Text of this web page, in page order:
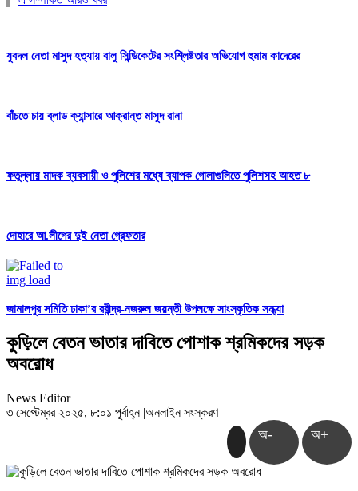
যুবদল নেতা মাসুদ হত্যায় বালু সিন্ডিকেটের সংশ্লিষ্টতার অভিযোগ হুমাম কাদেরের
বাঁচতে চায় ব্লাড ক্যান্সারে আক্রান্ত মাসুদ রানা
ফতুল্লায় মাদক ব্যবসায়ী ও পুলিশের মধ্যে ব্যাপক গোলাগুলিতে পুলিশসহ আহত ৮
দোহারে আ.লীগের দুই নেতা গ্রেফতার
জামালপুর সমিতি ঢাকা’র রবীন্দ্র-নজরুল জয়ন্তী উপলক্ষে সাংস্কৃতিক সন্ধ্যা
কুড়িলে বেতন ভাতার দাবিতে পোশাক শ্রমিকদের সড়ক
অবরোধ
News Editor
৩ সেপ্টেম্বর ২০২৫, ৮:০১ পূর্বাহ্ন |অনলাইন সংস্করণ
অ- অ+